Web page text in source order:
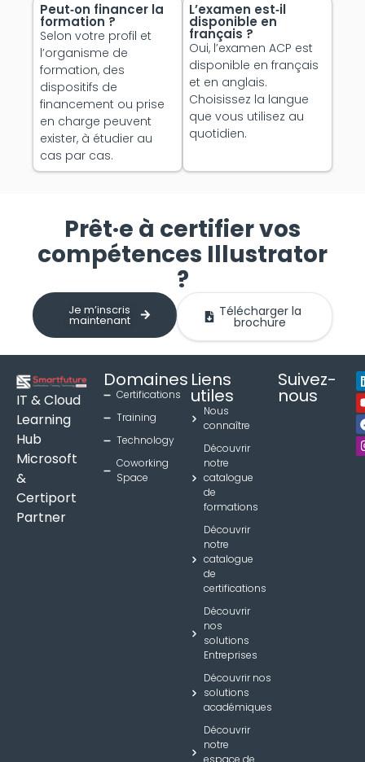
Peut‑on financer la
formation ?
Selon votre profil et
l’organisme de
formation, des
dispositifs de
financement ou prise
en charge peuvent
exister, à étudier au
cas par cas.
L’examen est‑il
disponible en
français ?
Oui, l’examen ACP est
disponible en français
et en anglais.
Choisissez la langue
que vous utilisez au
quotidien.
Prêt·e à certifier vos
compétences Illustrator
?
Je m’inscris
maintenant
Télécharger la
brochure
IT & Cloud
Learning
Hub
Microsoft
&
Certiport
Partner
Domaines
Certifications
Training
Technology
Coworking
Space
Liens
utiles
Nous
connaître
Découvrir
notre
catalogue
de
formations
Découvrir
notre
catalogue
de
certifications
Découvrir
nos
solutions
Entreprises
Découvrir nos
solutions
académiques
Découvrir
notre
Suivez-
nous